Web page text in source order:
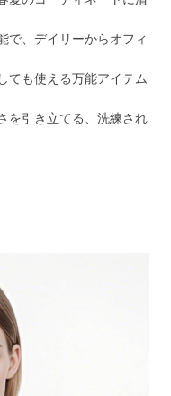
で、デイリーからオフィ
ても使える万能アイテム
を引き立てる、洗練され